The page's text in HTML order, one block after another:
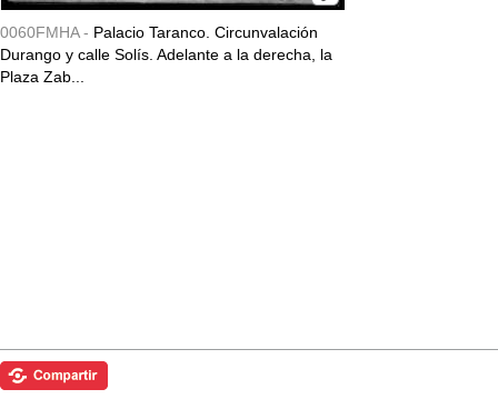
0060FMHA - Palacio Taranco. Circunvalación
Durango y calle Solís. Adelante a la derecha, la
Plaza Zab...